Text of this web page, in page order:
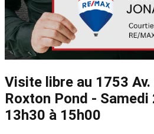
Visite libre au 1753 Av.
Roxton Pond -
13h30 à 15h00